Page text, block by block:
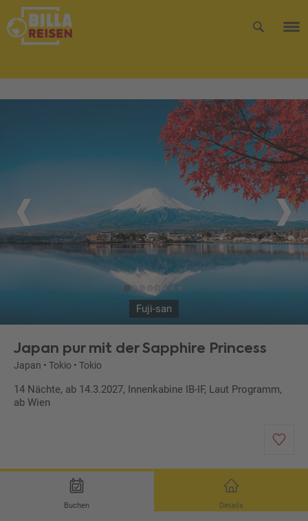
Fuji-san
Japan pur mit der Sapphire Princess
Japan • Tokio • Tokio
14 Nächte, ab 14.3.2027, Innenkabine IB-IF, Laut Programm,
ab Wien
Buchen Details